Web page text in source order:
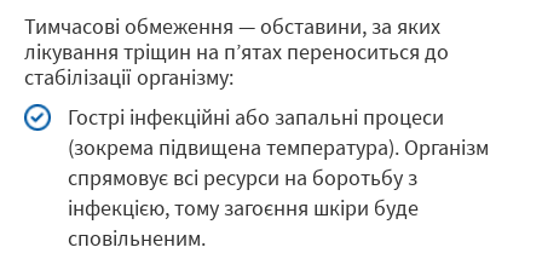
Тимчасові обмеження — обставини, за яких
лікування тріщин на п’ятах переноситься до
стабілізації організму:
Гострі інфекційні або запальні процеси
(зокрема підвищена температура). Організм
спрямовує всі ресурси на боротьбу з
інфекцією, тому загоєння шкіри буде
сповільненим.